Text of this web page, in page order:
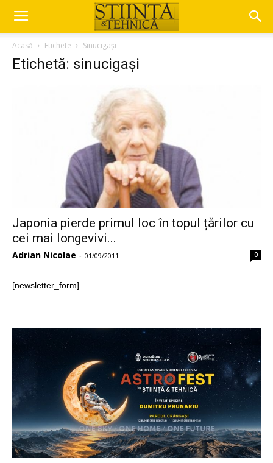
Acasă Etichete Sinucigași
Etichetă: sinucigași
Japonia pierde primul loc în topul țărilor cu
cei mai longevivi...
Adrian Nicolae - 01/09/2011 0
[newsletter_form]